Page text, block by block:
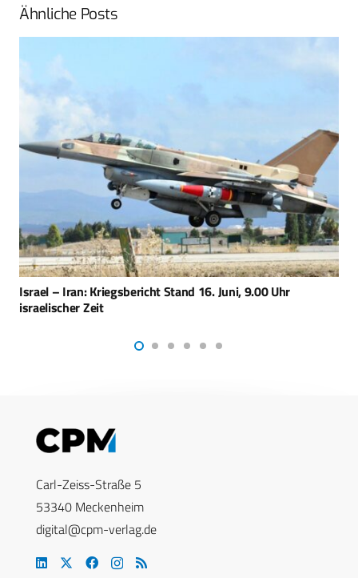
Ähnliche Posts
Israel baut seine Weltraumkapazitäten aus
Carl-Zeiss-Straße 5
53340 Meckenheim
digital@cpm-verlag.de